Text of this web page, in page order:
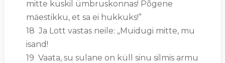
mitte kuskil ümbruskonnas! Põgene
mäestikku, et sa ei hukkuks!”
18 Ja Lott vastas neile: „Muidugi mitte, mu
isand!
19 Vaata, su sulane on küll sinu silmis armu